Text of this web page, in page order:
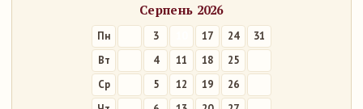
Серпень 2026
Пн 3 17 24
31
Вт
4 11 18
25
Ср
5 12 19
26